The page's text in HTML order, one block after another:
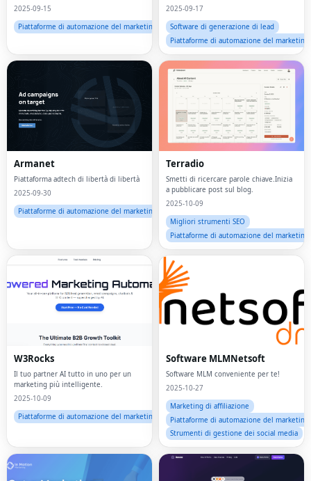
2025-09-15
Piattaforme di automazione del marketing
2025-09-17
Software di generazione di lead
Piattaforme di automazione del marketing
Armanet
Piattaforma adtech di libertà di libertà
2025-09-30
Piattaforme di automazione del marketing
Terradio
Smetti di ricercare parole chiave.Inizia
a pubblicare post sul blog.
2025-10-09
Migliori strumenti SEO
Piattaforme di automazione del marketing
W3Rocks
Il tuo partner AI tutto in uno per un
marketing più intelligente.
2025-10-09
Piattaforme di automazione del marketing
Software MLMNetsoft
Software MLM conveniente per te!
2025-10-27
Marketing di affiliazione
Piattaforme di automazione del marketing
Strumenti di gestione dei social media